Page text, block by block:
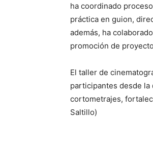
ha coordinado
práctica en guion,
además, ha
promoción de
El taller de
participantes desde la
cortometrajes,
Saltillo)